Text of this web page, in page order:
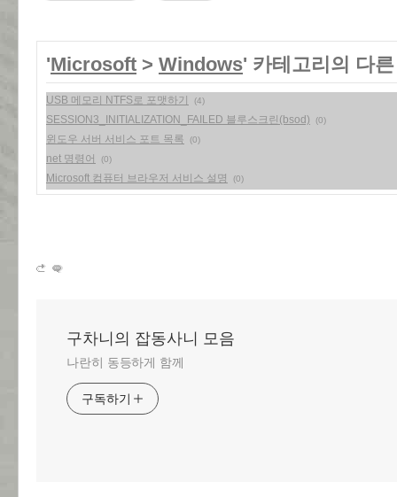
'Microsoft > Windows' 카테고리의 다
USB 메모리 NTFS로 포맷하기 (4)
SESSION3_INITIALIZATION_FAILED 블루스크린(bsod) (0)
윈도우 서버 서비스 포트 목록 (0)
net 명령어 (0)
Microsoft 컴퓨터 브라우저 서비스 설명 (0)
구차니의 잡동사니 모음
나란히 동등하게 함께
구독하기